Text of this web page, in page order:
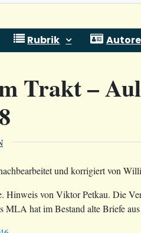
Rubrik
Trakt –
und korrigiert von
von Viktor Petkau. Die
MLA hat im Bestand alte Briefe